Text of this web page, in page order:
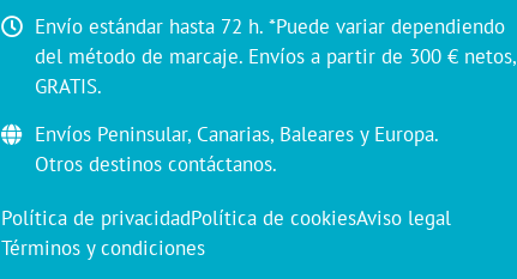
Envío estándar hasta 72 h. *Puede variar dependiendo
del método de marcaje. Envíos a partir de 300 € netos,
GRATIS.
Envíos Peninsular, Canarias, Baleares y Europa.
Otros destinos contáctanos.
Política de privacidadPolítica de cookiesAviso legal
Términos y condiciones